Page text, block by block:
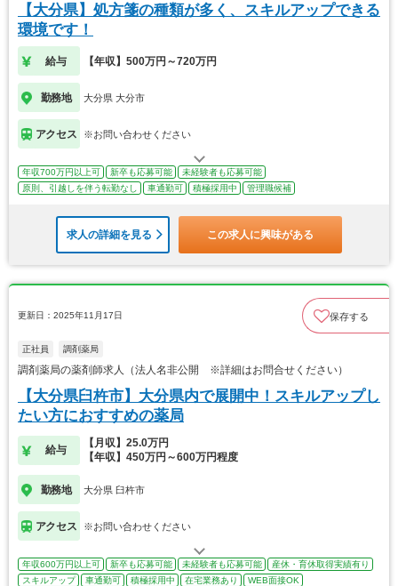
【大分県】処方箋の種類が多く、スキルアップできる
環境です！
給与 【年収】500万円～720万円
勤務地 大分県 大分市
アクセス ※お問い合わせください
年収700万円以上可 新卒も応募可能
未経験者も応募可能
原則、引越しを伴う転勤なし
車通勤可 積極採用中 管理職候補
求人の詳細を見る この求人に興味がある
更新日：2025年11月17日 保存する
正社員 調剤薬局
調剤薬局の薬剤師求人（法人名非公開 ※詳細はお問合せください）
【大分県臼杵市】大分県内で展開中！スキルアップし
たい方におすすめの薬局
給与
【月収】25.0万円
【年収】450万円～600万円程度
勤務地 大分県 臼杵市
アクセス ※お問い合わせください
年収600万円以上可 新卒も応募可能 未経験者も応募可能
産休・育休取得実績有り
スキルアップ
車通勤可 積極採用中 在宅業務あり WEB面接OK